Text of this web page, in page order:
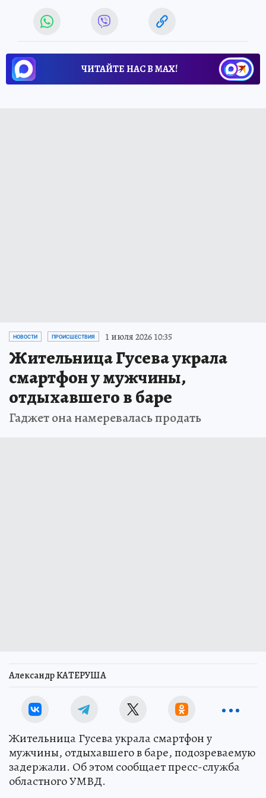
ЧИТАЙТЕ НАС В МАХ!
НОВОСТИ ПРОИСШЕСТВИЯ 1 июля 2026 10:35
Жительница Гусева украла
смартфон у мужчины,
отдыхавшего в баре
Гаджет она намеревалась продать
Александр КАТЕРУША
Жительница Гусева украла смартфон у
мужчины, отдыхавшего в баре, подозреваемую
задержали. Об этом сообщает пресс-служба
областного УМВД.